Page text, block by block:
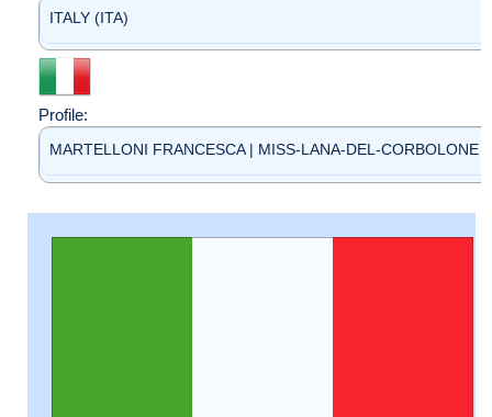
ITALY (ITA)
Profile:
MARTELLONI FRANCESCA | MISS-LANA-DEL-CORBOLONE